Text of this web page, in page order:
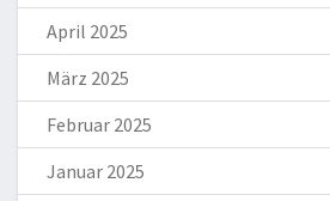
April 2025
März 2025
Februar 2025
Januar 2025